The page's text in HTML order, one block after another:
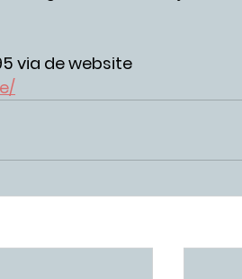
via de website